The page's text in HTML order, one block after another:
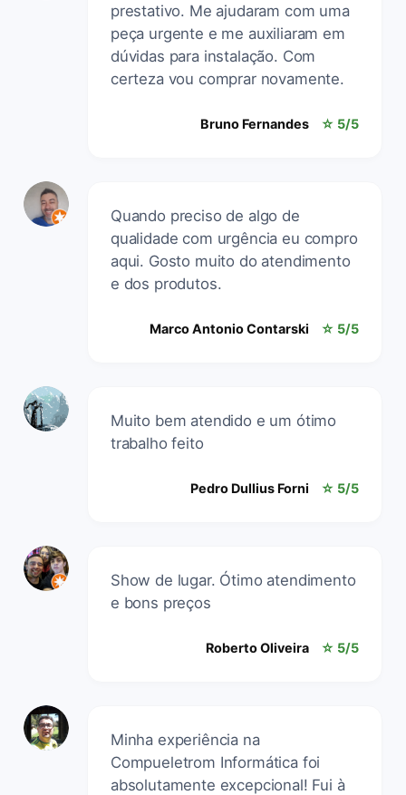
prestativo. Me ajudaram com uma
peça urgente e me auxiliaram em
dúvidas para instalação. Com
certeza vou comprar novamente.
Bruno Fernandes ☆ 5/5
Quando preciso de algo de
qualidade com urgência eu compro
aqui. Gosto muito do atendimento
e dos produtos.
Marco Antonio Contarski ☆ 5/5
Muito bem atendido e um ótimo
trabalho feito
Pedro Dullius Forni ☆ 5/5
Show de lugar. Ótimo atendimento
e bons preços
Roberto Oliveira ☆ 5/5
Minha experiência na
Compueletrom Informática foi
absolutamente excepcional! Fui à